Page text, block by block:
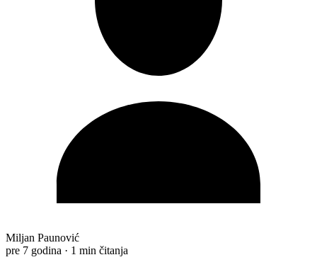
Miljan Paunović
pre 7 godina · 1 min čitanja